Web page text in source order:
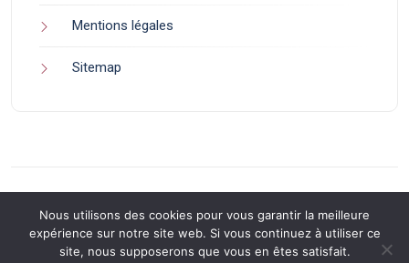
Mentions légales
Sitemap
Back to Top
Nous utilisons des cookies pour vous garantir la meilleure
expérience sur notre site web. Si vous continuez à utiliser ce
site, nous supposerons que vous en êtes satisfait.